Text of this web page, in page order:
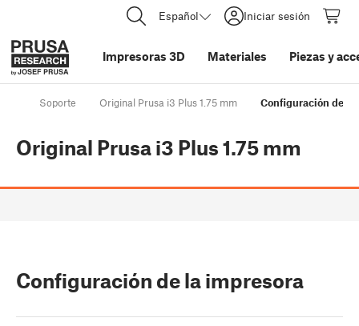
Español Iniciar sesión
Impresoras 3D Materiales Piezas y
Soporte Original Prusa i3 Plus 1.75 mm Configuración de la
Original Prusa i3 Plus 1.75 mm
Configuración de la impresora